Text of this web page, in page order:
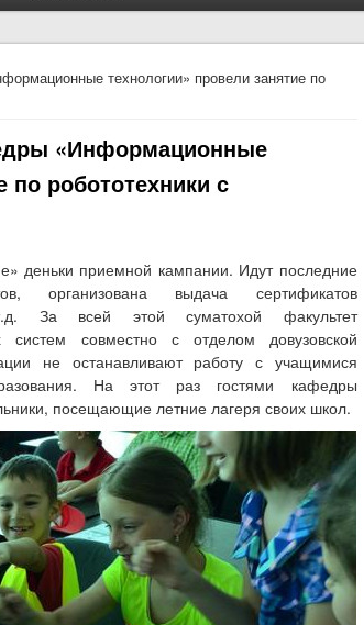
технологии» провели занятие по
«Информационные
по робототехники с
деньки приемной кампании. Идут последние
организована выдача сертификатов
За всей этой суматохой факультет
совместно с отделом довузовской
не останавливают работу с учащимися
На этот раз гостями кафедры
посещающие летние лагеря своих школ.